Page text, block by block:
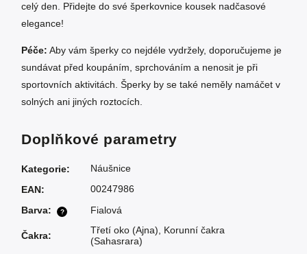
celý den. Přidejte do své šperkovnice kousek nadčasové
elegance!
Péče: Aby vám šperky co nejdéle vydržely, doporučujeme je
sundávat před koupáním, sprchováním a nenosit je při
sportovních aktivitách. Šperky by se také neměly namáčet v
solných ani jiných roztocích.
Doplňkové parametry
Kategorie:
Náušnice
EAN: 00247986
?
Barva: Fialová
Čakra: Třetí oko (Ajna)
Korunní čakra
(Sahasrara)